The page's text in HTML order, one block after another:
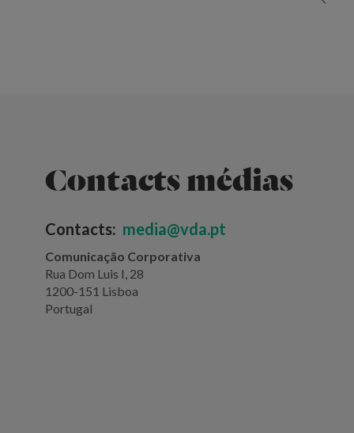
Contacts médias
Contacts: media@vda.pt
Comunicação Corporativa
Rua Dom Luis I, 28
1200-151 Lisboa
Portugal